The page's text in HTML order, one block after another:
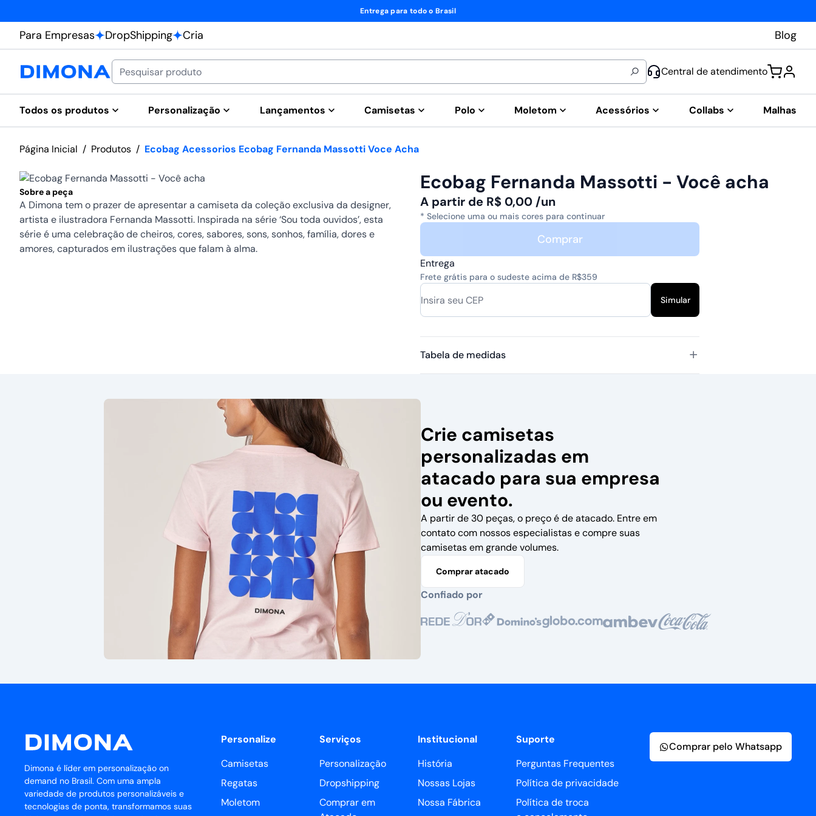
Entrega para todo o Brasil
Para Empresas DropShipping Cria Blog
Central de atendimento
Todos os produtos Personalização Lançamentos Camisetas Polo Moletom Acessórios Collabs Malhas
Página Inicial / Produtos / Ecobag Acessorios Ecobag Fernanda Massotti Voce Acha
Sobre a peça
A Dimona tem o prazer de apresentar a camiseta da coleção exclusiva da designer,
artista e ilustradora Fernanda Massotti. Inspirada na série ‘Sou toda ouvidos’, esta
série é uma celebração de cheiros, cores, sabores, sons, sonhos, família, dores e
amores, capturados em ilustrações que falam à alma.
Ecobag Fernanda Massotti - Você acha
A partir de R$ 0,00 /un
* Selecione uma ou mais cores para continuar
Comprar
Entrega
Frete grátis para o sudeste acima de R$359
Simular
Tabela de medidas
Crie camisetas
personalizadas em
atacado para sua empresa
ou evento.
A partir de 30 peças, o preço é de atacado. Entre em
contato com nossos especialistas e compre suas
camisetas em grande volumes.
Comprar atacado
Confiado por
Dimona é líder em personalização on
demand no Brasil. Com uma ampla
variedade de produtos personalizáveis e
tecnologias de ponta, transformamos suas
Personalize
Camisetas
Regatas
Moletom
Serviços
Personalização
Dropshipping
Comprar em
Institucional
História
Nossas Lojas
Nossa Fábrica
Suporte
Perguntas Frequentes
Política de privacidade
Política de troca
Comprar pelo Whatsapp